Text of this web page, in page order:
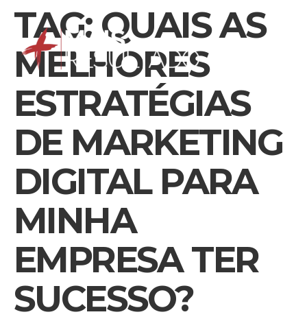
TAG: QUAIS AS
MELHORES
ESTRATÉGIAS
DE MARKETING
DIGITAL PARA
MINHA
EMPRESA TER
SUCESSO?